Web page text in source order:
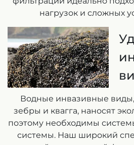
нагрузок и сложных
Водные инвазивные
зебры и квагга, наносят
поэтому необходимы
системы. Наш широкий